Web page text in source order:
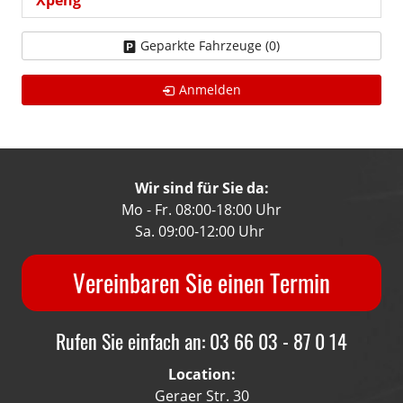
Geparkte Fahrzeuge (0)
Anmelden
Wir sind für Sie da:
Mo - Fr. 08:00-18:00 Uhr
Sa. 09:00-12:00 Uhr
Vereinbaren Sie einen Termin
Rufen Sie einfach an: 03 66 03 - 87 0 14
Location:
Geraer Str. 30